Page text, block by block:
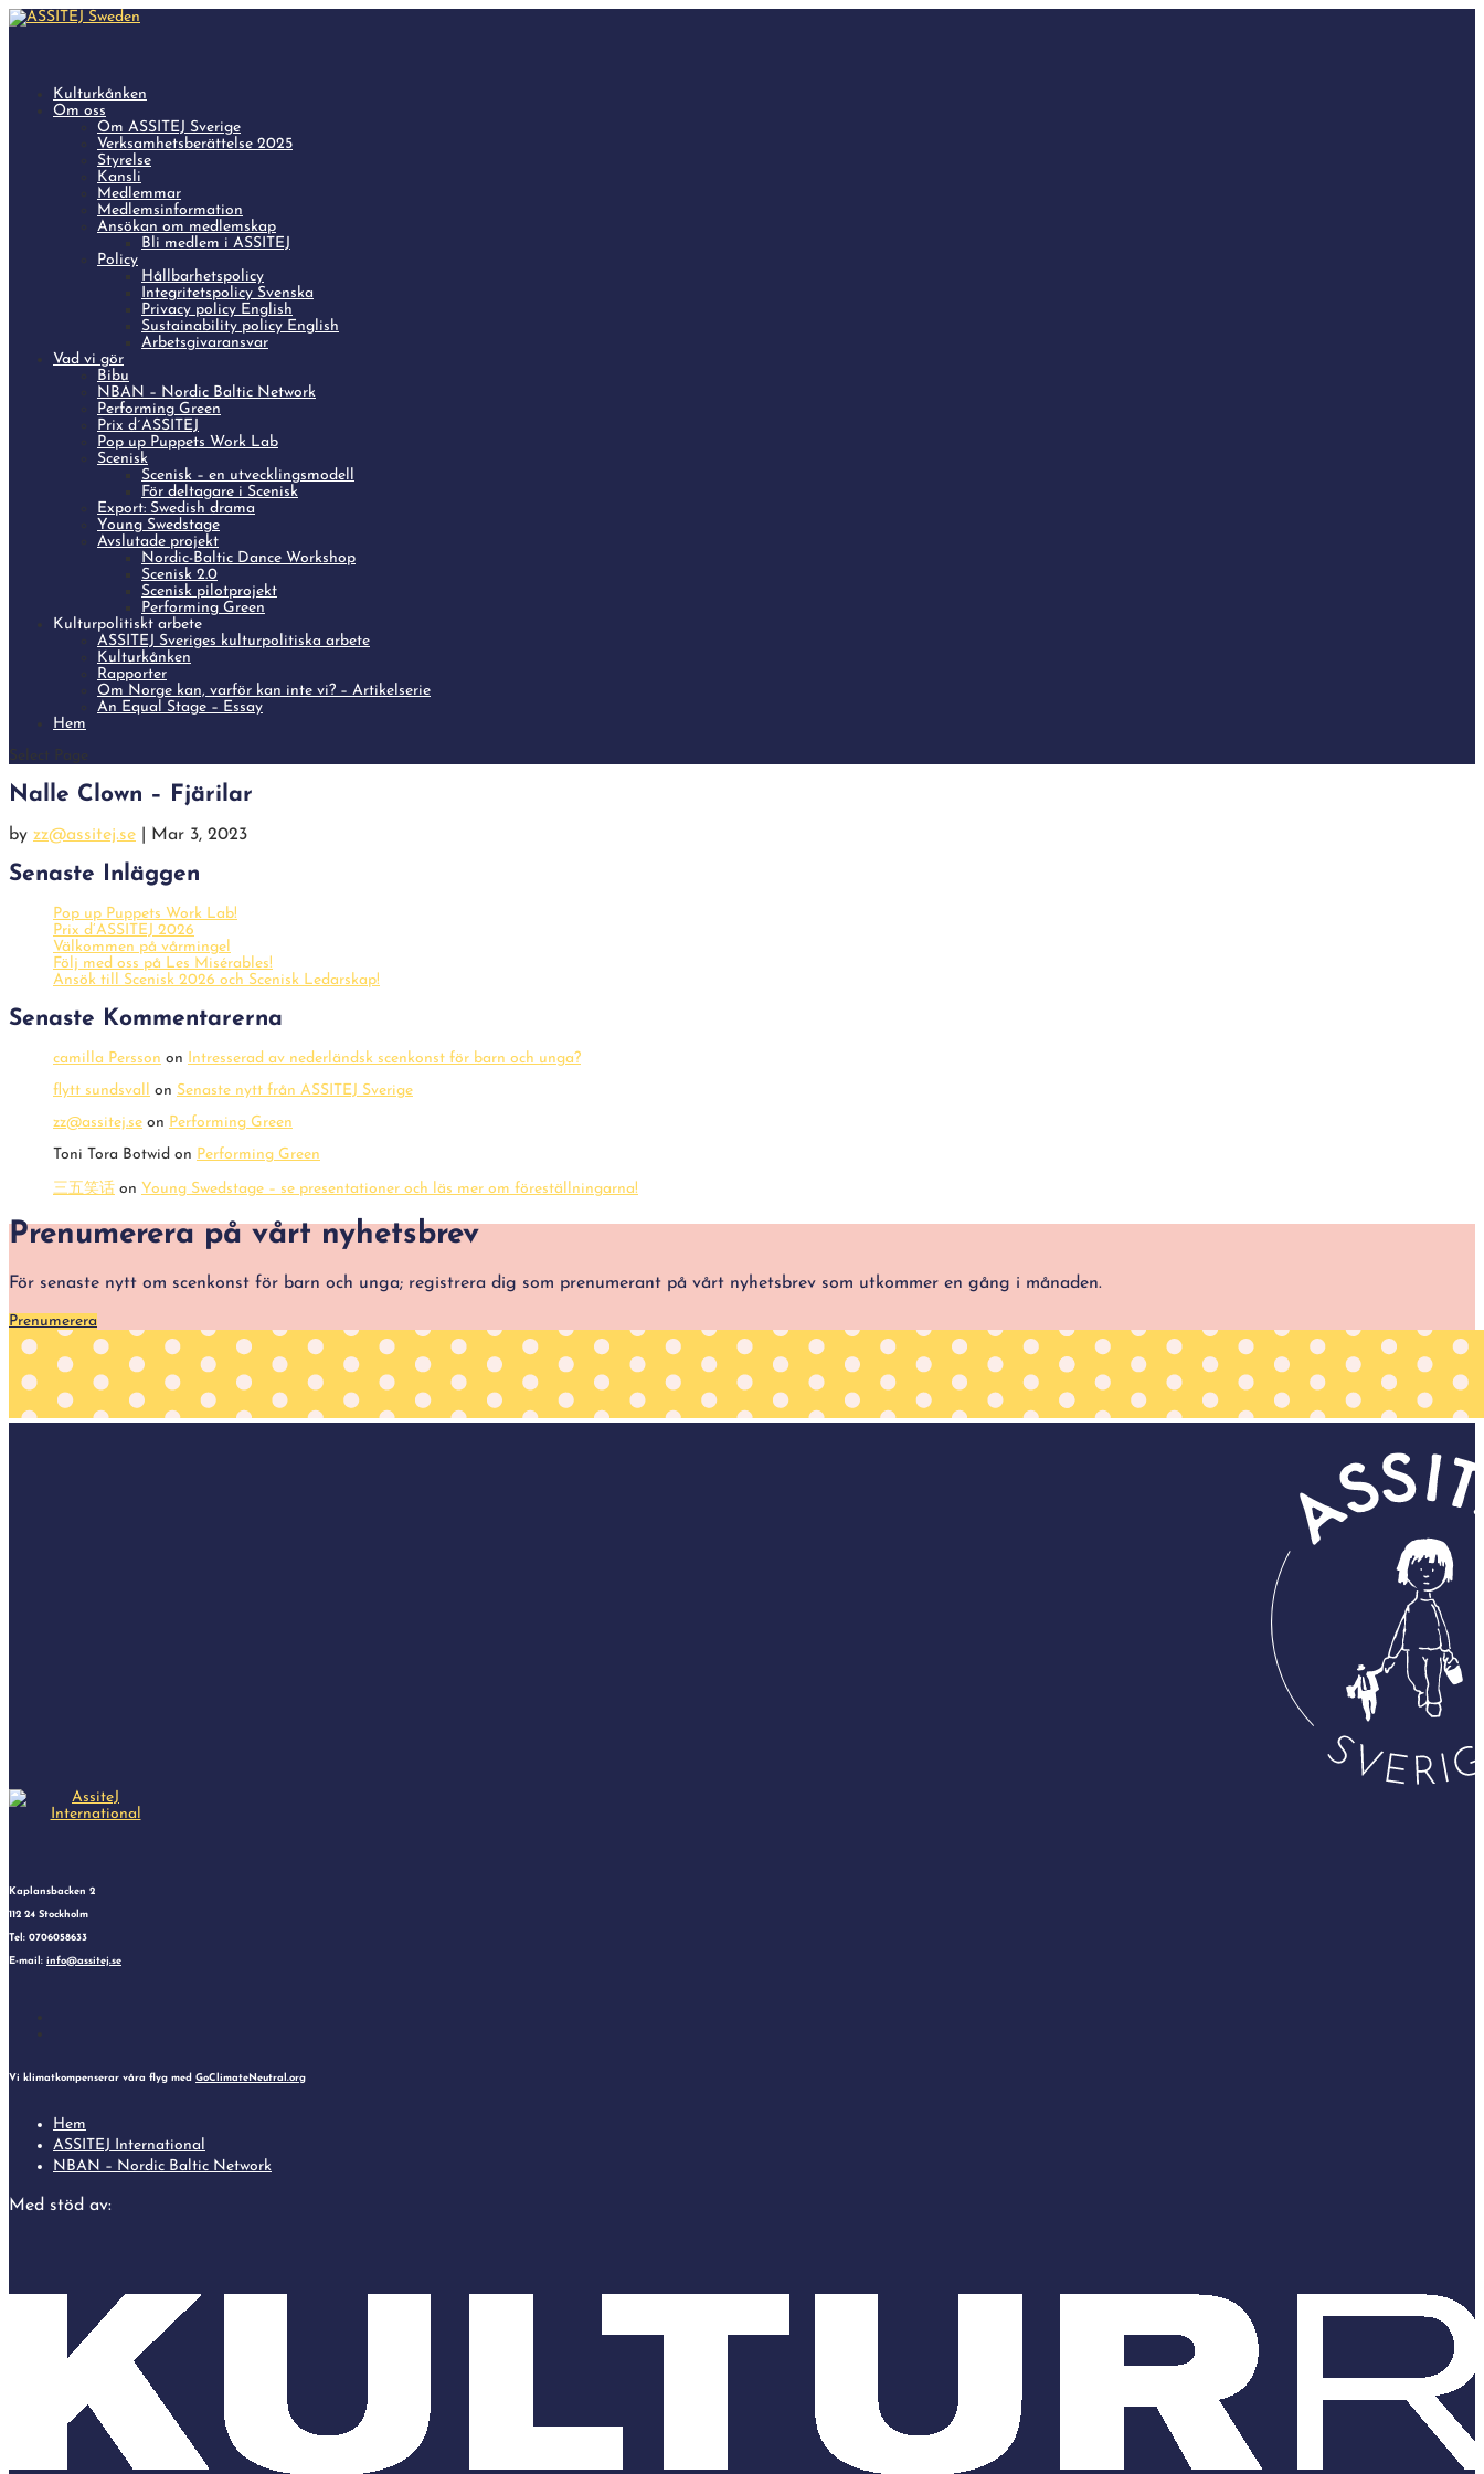
Kulturkånken
Om oss
Om ASSITEJ Sverige
Verksamhetsberättelse 2025
Styrelse
Kansli
Medlemmar
Medlemsinformation
Ansökan om medlemskap
Bli medlem i ASSITEJ
Policy
Hållbarhetspolicy
Integritetspolicy Svenska
Privacy policy English
Sustainability policy English
Arbetsgivaransvar
Vad vi gör
Bibu
NBAN – Nordic Baltic Network
Performing Green
Prix d´ASSITEJ
Pop up Puppets Work Lab
Scenisk
Scenisk – en utvecklingsmodell
För deltagare i Scenisk
Export: Swedish drama
Young Swedstage
Avslutade projekt
Nordic-Baltic Dance Workshop
Scenisk 2.0
Scenisk pilotprojekt
Performing Green
Kulturpolitiskt arbete
ASSITEJ Sveriges kulturpolitiska arbete
Kulturkånken
Rapporter
Om Norge kan, varför kan inte vi? – Artikelserie
An Equal Stage – Essay
Hem
Select Page
Nalle Clown – Fjärilar
by zz@assitej.se Mar 3, 2023
Senaste Inläggen
Pop up Puppets Work Lab!
Prix d’ASSITEJ 2026
Välkommen på vårmingel
Följ med oss på Les Misérables!
Ansök till Scenisk 2026 och Scenisk Ledarskap!
Senaste Kommentarerna
camilla Persson on
Intresserad av nederländsk scenkonst för barn och unga?
flytt sundsvall
on Senaste nytt från ASSITEJ Sverige
zz@assitej.se on Performing Green
Toni Tora Botwid on Performing Green
三五笑话 on Young Swedstage – se presentationer och läs mer om föreställningarna!
Prenumerera på vårt nyhetsbrev
För senaste nytt om scenkonst för barn och unga; registrera dig som prenumerant på vårt nyhetsbrev som utkommer en gång i månaden.
Prenumerera
Kaplansbacken 2
112 24 Stockholm
Tel: 0706058633
E-mail: info@assitej.se
Vi klimatkompenserar våra flyg med GoClimateNeutral.org
Hem
ASSITEJ International
NBAN – Nordic Baltic Network
Med stöd av: